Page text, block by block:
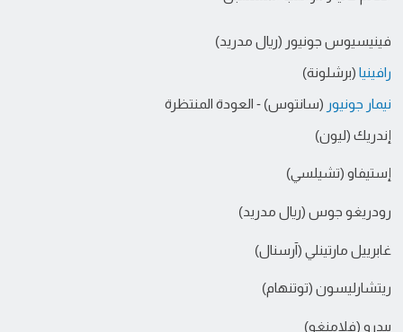
فينيسيوس جونيور (ريال مدريد)
رافينيا (برشلونة)
نيمار جونيور (سانتوس) - العودة المنتظرة
إندريك (ليون)
إستيفاو (تشيلسي)
رودريغو جوس (ريال مدريد)
غابرييل مارتينلي (آرسنال)
ريتشارليسون (توتنهام)
بيدرو (فلامنغو)